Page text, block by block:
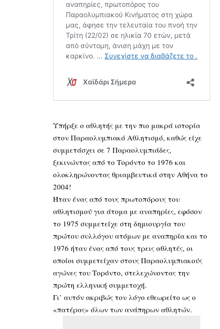
Υπήρξε ο αθλητής με την πιο μακρά ιστορία
στον Παραολυμπιακό Αθλητισμό, καθώς είχε
συμμετάσχει σε 7 Παραολυμπιάδες,
ξεκινώντας από το Τορόντο το 1976 και
ολοκληρώνοντας θριαμβευτικά στην Αθήνα το
2004!
Ήταν ένας από τους πρωτοπόρους του
αθλητισμού για άτομα με αναπηρίες, εφόσον
το 1975 συμμετείχε στη δημιουργία του
πρώτου συλλόγου ατόμων με αναπηρία και το
1976 ήταν ένας από τους τρεις αθλητές, οι
οποίοι συμμετείχαν στους Παραολυμπιακούς
αγώνες του Τορόντο, στελεχώνοντας την
πρώτη ελληνική συμμετοχή.
Γι’ αυτόν ακριβώς τον λόγο εθεωρείτο ως ο
«πατέρας» όλων των ανάπηρων αθλητών.